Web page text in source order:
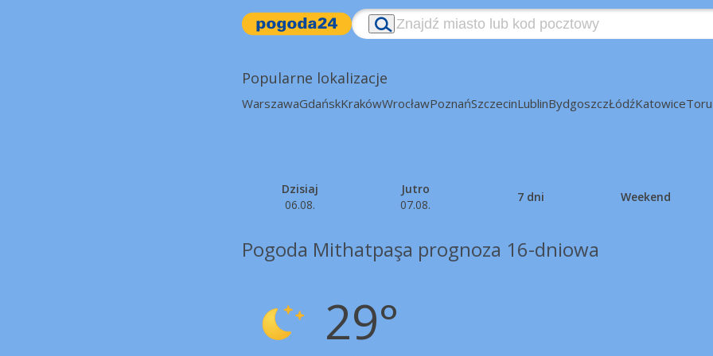
Popularne lokalizacje
WarszawaGdańskKrakówWrocławPoznańSzczecinLublinBydgoszczŁódźKatowice
Dzisiaj
06.08.
Jutro
07.08.
7 dni Weekend
Pogoda Mithatpaşa prognoza 16-dniowa
29°